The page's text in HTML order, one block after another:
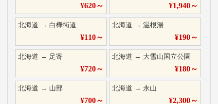
¥620～ ¥1,940～
北海道 → 白樺街道
¥110～
北海道 →温根湯
¥190～
北海道 → 足寄
¥720～
北海道 → 大雪山国立公園
¥180～
北海道 → 山部
¥700～
北海道 → 永山
¥2,300～